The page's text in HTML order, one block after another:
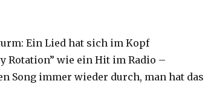
Ein Lied hat sich im Kopf
Rotation” wie ein Hit im Radio –
Song immer wieder durch, man hat das